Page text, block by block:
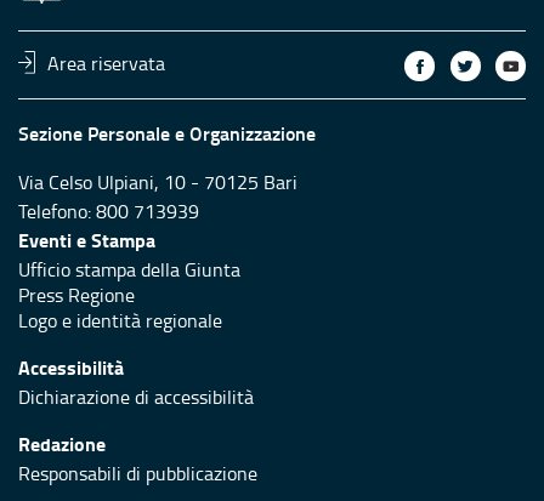
Area riservata
Sezione Personale e Organizzazione
Via Celso Ulpiani, 10 - 70125 Bari
Telefono: 800 713939
Eventi e Stampa
Ufficio stampa della Giunta
Press Regione
Logo e identità regionale
Accessibilità
Dichiarazione di accessibilità
Redazione
Responsabili di pubblicazione